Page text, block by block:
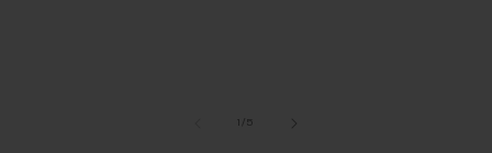
1 /de
5